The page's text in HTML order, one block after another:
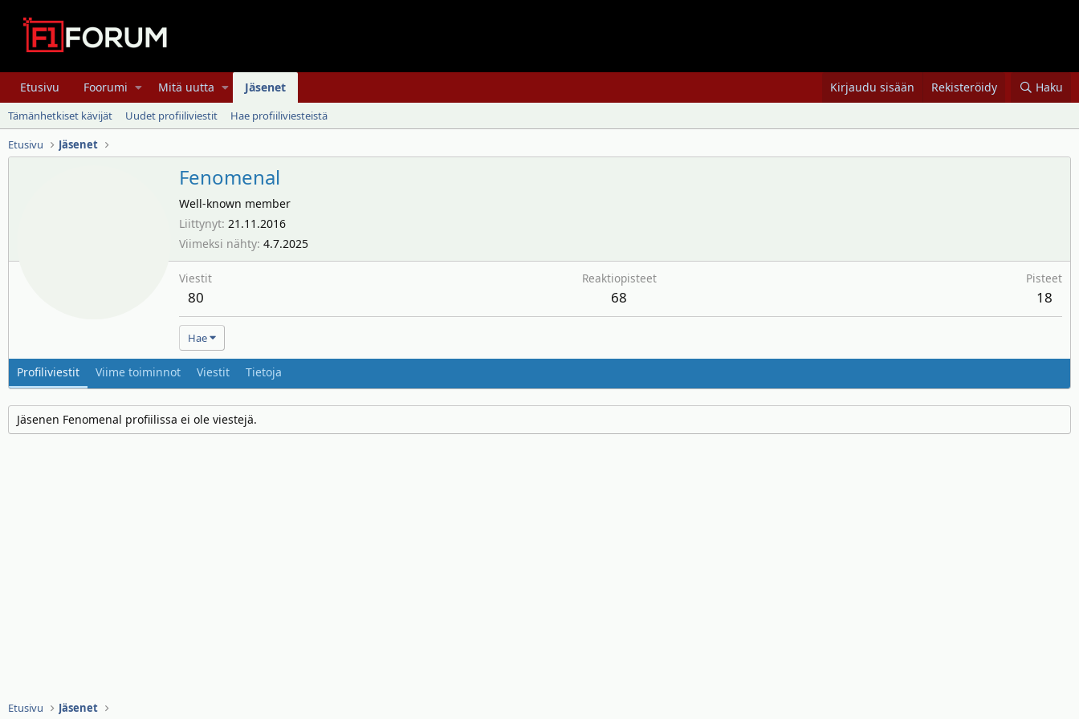
Etusivu Foorumi Mitä uutta Jäsenet Kirjaudu sisään Rekisteröidy Haku
Tämänhetkiset kävijät Uudet profiiliviestit
Hae profiiliviesteistä
Etusivu
Jäsenet
Fenomenal
Well-known member
Liittynyt 21.11.2016
Viimeksi nähty 4.7.2025
Viestit
80
Reaktiopisteet
68
Pisteet
18
Hae
Profiliviestit Viime toiminnot Viestit Tietoja
Jäsenen Fenomenal profiilissa ei ole viestejä.
Etusivu Jäsenet